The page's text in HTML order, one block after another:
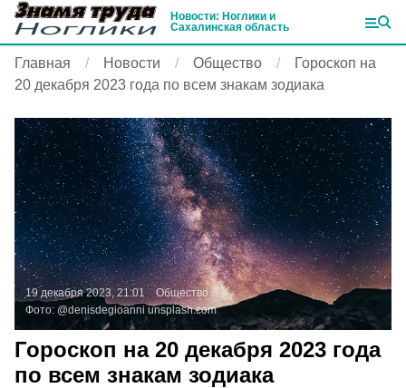
Новости: Ноглики и
Сахалинская область
Главная Новости Общество
Гороскоп на
20 декабря 2023 года по всем знакам зодиака
19 декабря 2023, 21:01
Общество
Фото: @denisdegioanni unsplash.com
Гороскоп на 20 декабря 2023 года
по всем знакам зодиака